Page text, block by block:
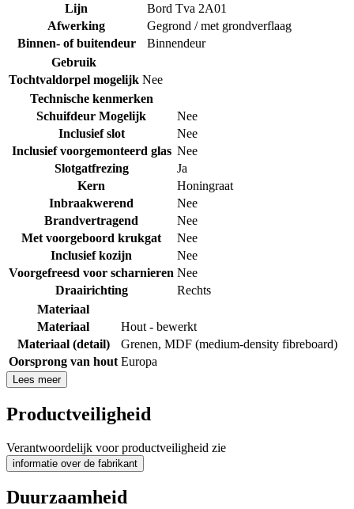
Lijn
Bord Tva 2A01
Afwerking
Gegrond / met grondverflaag
Binnen- of buitendeur
Binnendeur
Gebruik
Tochtvaldorpel mogelijk Nee
Technische kenmerken
Schuifdeur Mogelijk
Nee
Inclusief slot
Nee
Inclusief voorgemonteerd glas Nee
Slotgatfrezing
Ja
Kern
Honingraat
Inbraakwerend
Nee
Brandvertragend
Nee
Met voorgeboord krukgat
Nee
Inclusief kozijn
Nee
Voorgefreesd voor scharnieren Nee
Draairichting
Rechts
Materiaal
Materiaal
Hout - bewerkt
Materiaal (detail)
Grenen, MDF (medium-density fibreboard)
Oorsprong van hout Europa
Lees meer
Productveiligheid
Verantwoordelijk voor productveiligheid zie
informatie over de fabrikant
Duurzaamheid